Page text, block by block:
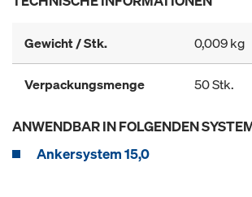
Gewicht / Stk. 0,009 kg
Verpackungsmenge 50 Stk.
ANWENDBAR IN FOLGENDEN
Ankersystem 15,0